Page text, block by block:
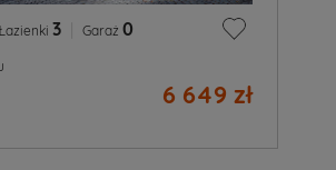
3 Garaż 0
6 649 zł